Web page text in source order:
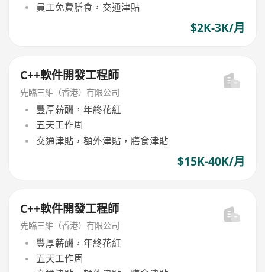
員工免費膳食，交通津貼
$2K-3K/月
C++軟件開發工程師
先臨三維（香港）有限公司
豐厚薪酬，年終花紅
五天工作周
交通津貼，額外津貼，膳食津貼
$15K-40K/月
C++軟件開發工程師
先臨三維（香港）有限公司
豐厚薪酬，年終花紅
五天工作周